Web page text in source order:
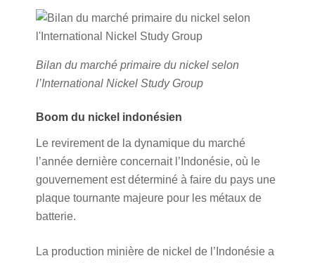
Bilan du marché primaire du nickel selon
l’International Nickel Study Group
Boom du nickel indonésien
Le revirement de la dynamique du marché
l’année dernière concernait l’Indonésie, où le
gouvernement est déterminé à faire du pays une
plaque tournante majeure pour les métaux de
batterie.
La production minière de nickel de l’Indonésie a